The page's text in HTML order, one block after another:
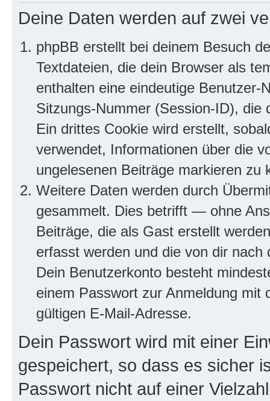
Deine Daten werden auf zwei
phpBB erstellt bei deinem Besuch
Textdateien, die dein Browser als
enthalten eine eindeutige
Sitzungs-Nummer (Session-ID), die
Ein drittes Cookie wird erstellt,
verwendet, Informationen über die
ungelesenen Beiträge markieren zu
Weitere Daten werden durch
gesammelt. Dies betrifft — ohne
Beiträge, die als Gast erstellt
erfasst werden und die von dir
Dein Benutzerkonto besteht
einem Passwort zur Anmeldung mit
gültigen E-Mail-Adresse.
Dein Passwort wird mit einer
gespeichert, so dass es sicher
Passwort nicht auf einer